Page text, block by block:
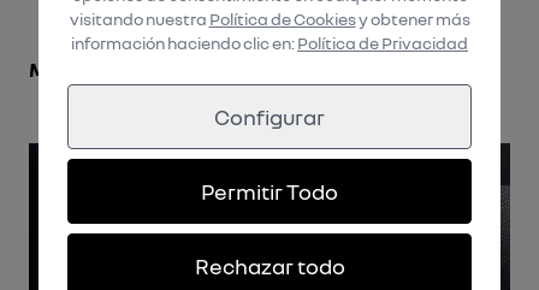
MOTOR
visitando nuestra Política de Cookiesy obtener más
información haciendo clic en:Política de Privacidad
Configurar
Permitir Todo
Rechazar todo